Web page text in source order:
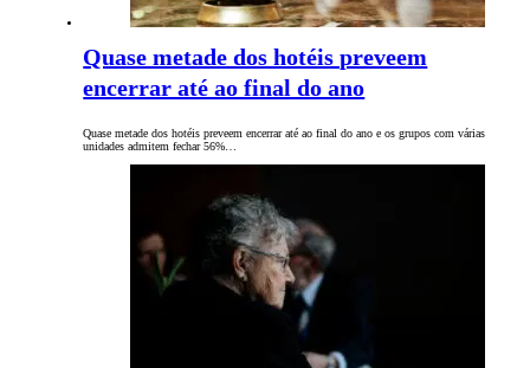
Quase metade dos hotéis preveem
encerrar até ao final do ano
Quase metade dos hotéis preveem encerrar até ao final do ano e os grupos com várias
unidades admitem fechar 56%…